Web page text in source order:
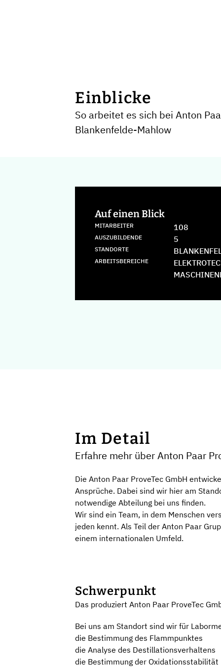
Einblicke
So arbeitet es sich bei Anton
Blankenfelde-Mahlow
Auf einen Blick
MITARBEITER 108
AUSZUBILDENDE 5
STANDORTE
ARBEITSBEREICHE
Im Detail
Erfahre mehr über Anton Paar
Die Anton Paar ProveTec GmbH
Ansprüche. Dabei sind wir hier am
notwendige Abteilung bei uns finden.
Wir sind ein Team, in dem Menschen
jeden kennt. Als Teil der Anton Paar
einem internationalen Umfeld.
Schwerpunkt
Das produziert Anton Paar ProveTec
Bei uns am Standort sind wir für
die Bestimmung des Flammpunktes
die Analyse des Destillationsverhaltens
die Bestimmung der Oxidationsstabilität